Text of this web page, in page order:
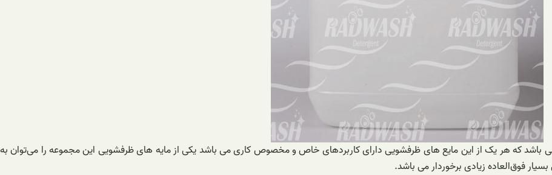
باشد که هر یک از این مایع های ظرفشویی دارای کاربردهای خاص و مخصوص کاری می باشد یکی از مایه های ظرفشویی این مجموعه را می‌توان به
فوق‌العاده زیادی برخوردار می باشد.